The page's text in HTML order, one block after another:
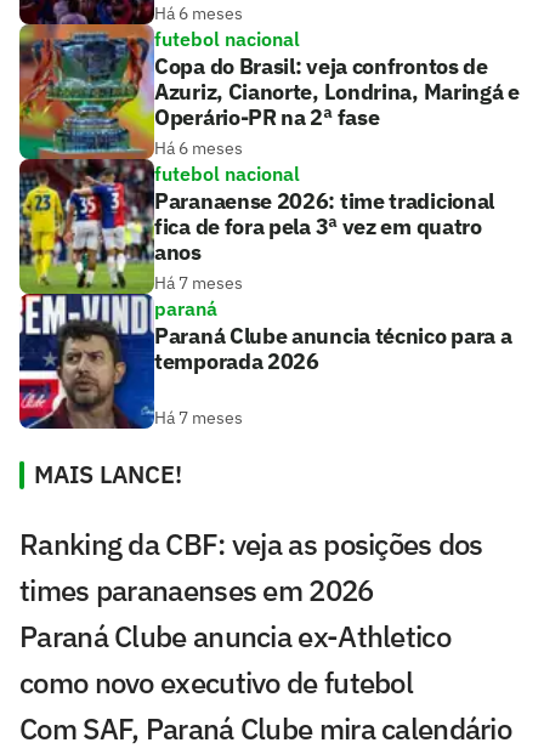
Há 6 meses
futebol nacional
Copa do Brasil: veja confrontos de
Azuriz, Cianorte, Londrina, Maringá e
Operário-PR na 2ª fase
Há 6 meses
futebol nacional
Paranaense 2026: time tradicional
fica de fora pela 3ª vez em quatro
anos
Há 7 meses
paraná
Paraná Clube anuncia técnico para a
temporada 2026
Há 7 meses
MAIS LANCE!
Ranking da CBF: veja as posições dos
times paranaenses em 2026
Paraná Clube anuncia ex-Athletico
como novo executivo de futebol
Com SAF, Paraná Clube mira calendário